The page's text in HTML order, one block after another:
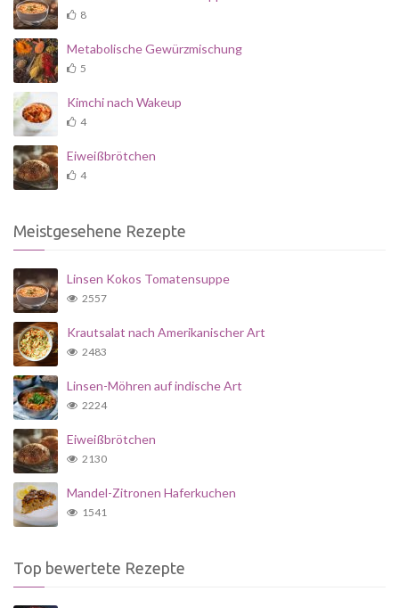
8
Metabolische Gewürzmischung
5
Kimchi nach Wakeup
4
Eiweißbrötchen
4
Meistgesehene Rezepte
Linsen Kokos Tomatensuppe
2557
Krautsalat nach Amerikanischer Art
2483
Linsen-Möhren auf indische Art
2224
Eiweißbrötchen
2130
Mandel-Zitronen Haferkuchen
1541
Top bewertete Rezepte